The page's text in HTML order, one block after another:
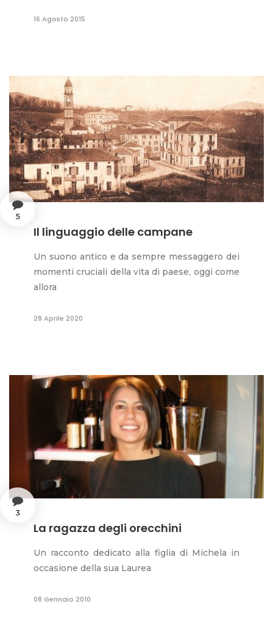
16 Agosto 2015
5
Il linguaggio delle campane
Un suono antico e da sempre messaggero dei
momenti cruciali della vita di paese, oggi come
allora
28 Aprile 2020
3
La ragazza degli orecchini
Un racconto dedicato alla figlia di Michela in
occasione della sua Laurea
08 Gennaio 2010